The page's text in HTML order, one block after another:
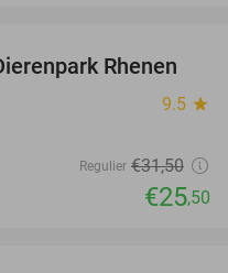
19%
Rhenen
9.5 star
Regulier €31,50
€25,50